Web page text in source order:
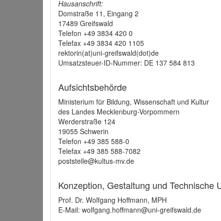
Hausanschrift:
Domstraße 11, Eingang 2
17489 Greifswald
Telefon +49 3834 420 0
Telefax +49 3834 420 1105
rektorin(at)uni-greifswald(dot)de
Umsatzsteuer-ID-Nummer: DE 137 584 813
Aufsichtsbehörde
Ministerium für Bildung, Wissenschaft und Kultur
des Landes Mecklenburg-Vorpommern
Werderstraße 124
19055 Schwerin
Telefon +49 385 588-0
Telefax +49 385 588-7082
poststelle@kultus-mv.de
Konzeption, Gestaltung und Technische
Prof. Dr. Wolfgang Hoffmann, MPH
E-Mail: wolfgang.hoffmann@uni-greifswald.de